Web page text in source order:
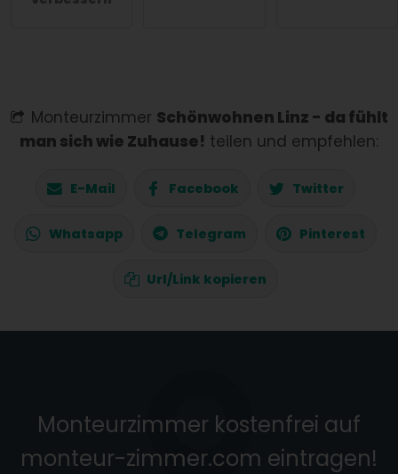
Monteurzimmer Schönwohnen Linz - da fühlt
man sich wie Zuhause! teilen und empfehlen:
E-Mail Facebook Twitter
Whatsapp Telegram Pinterest
Url/Link kopieren
Monteurzimmer kostenfrei auf
monteur-zimmer.com eintragen!